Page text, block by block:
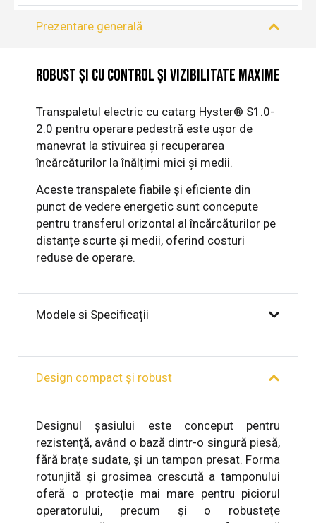
Prezentare generală
Robust și cu control și vizibilitate maxime
Transpaletul electric cu catarg Hyster® S1.0-
2.0 pentru operare pedestră este ușor de
manevrat la stivuirea și recuperarea
încărcăturilor la înălțimi mici și medii.
Aceste transpalete fiabile și eficiente din
punct de vedere energetic sunt concepute
pentru transferul orizontal al încărcăturilor pe
distanțe scurte și medii, oferind costuri
reduse de operare.
Modele si Specificații
Design compact și robust
Designul șasiului este conceput pentru
rezistență, având o bază dintr-o singură piesă,
fără brațe sudate, și un tampon presat. Forma
rotunjită și grosimea crescută a tamponului
oferă o protecție mai mare pentru piciorul
operatorului, precum și o robustețe